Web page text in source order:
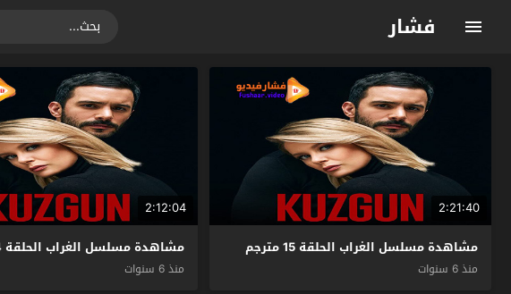
فشار
2:21:40
مشاهدة مسلسل الغراب الحلقة 15 مترجم
منذ 6 سنوات
2:12:04
مشاهدة مسلسل الغراب الحلقة 14 مترجم
منذ 6 سنوات